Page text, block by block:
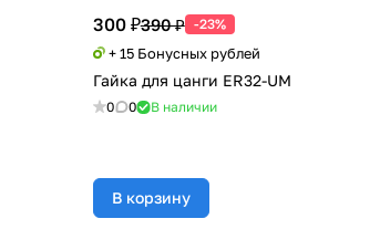
300 ₽390 ₽ -23%
+ 15 Бонусных рублей
Гайка для цанги ER32-UM
0 0 В наличии
В корзину